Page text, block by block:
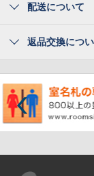
配送について
返品交換につ